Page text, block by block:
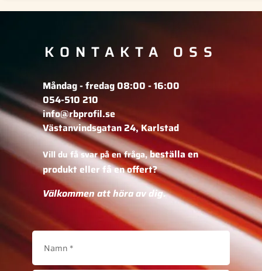
KONTAKTA OSS
Måndag - fredag 08:00 - 16:00
054-510 210
info@rbprofil.se
Västanvindsgatan 24, Karlstad
Vill du få svar på en fråga,beställa en
produkt eller få en offert?
Välkommen att höra av dig.